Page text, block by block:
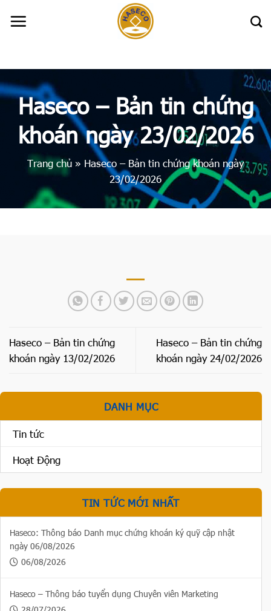
Haseco – Bản tin chứng
khoán ngày 23/02/2026
Trang chủ » Haseco – Bản tin chứng khoán ngày
23/02/2026
Haseco – Bản tin chứng
khoán ngày 13/02/2026
Haseco – Bản tin chứng
khoán ngày 24/02/2026
DANH MỤC
Tin tức
Hoạt Động
TIN TỨC MỚI NHẤT
Haseco: Thông báo Danh mục chứng khoán ký quỹ cập nhật
ngày 06/08/2026
06/08/2026
Haseco – Thông báo tuyển dụng Chuyên viên Marketing